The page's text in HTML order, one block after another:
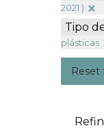
2021 )
Tipo
plásticas
Reset